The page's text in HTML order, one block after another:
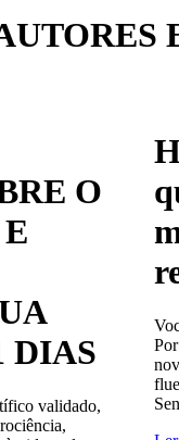
O
DIAS
validado,